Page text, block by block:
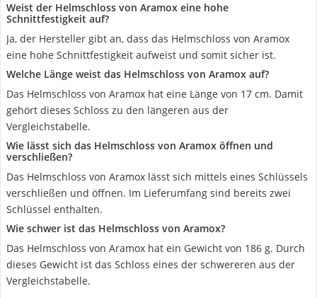
Weist der Helmschloss von Aramox eine hohe
Schnittfestigkeit auf?
Ja, der Hersteller gibt an, dass das Helmschloss von Aramox
eine hohe Schnittfestigkeit aufweist und somit sicher ist.
Welche Länge weist das Helmschloss von Aramox auf?
Das Helmschloss von Aramox hat eine Länge von 17 cm. Damit
gehört dieses Schloss zu den längeren aus der
Vergleichstabelle.
Wie lässt sich das Helmschloss von Aramox öffnen und
verschließen?
Das Helmschloss von Aramox lässt sich mittels eines Schlüssels
verschließen und öffnen. Im Lieferumfang sind bereits zwei
Schlüssel enthalten.
Wie schwer ist das Helmschloss von Aramox?
Das Helmschloss von Aramox hat ein Gewicht von 186 g. Durch
dieses Gewicht ist das Schloss eines der schwereren aus der
Vergleichstabelle.